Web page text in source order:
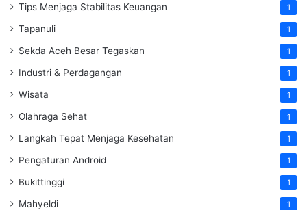
Tips Menjaga Stabilitas Keuangan 1
Tapanuli 1
Sekda Aceh Besar Tegaskan 1
Industri & Perdagangan 1
Wisata 1
Olahraga Sehat 1
Langkah Tepat Menjaga Kesehatan 1
Pengaturan Android 1
Bukittinggi 1
Mahyeldi 1